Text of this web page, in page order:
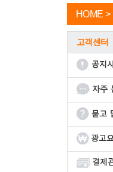
HOME >
고객센터